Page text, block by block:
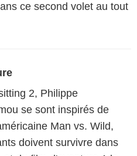
ce second volet au tout
2, Philippe
se sont inspirés de
Man vs. Wild,
doivent survivre dans